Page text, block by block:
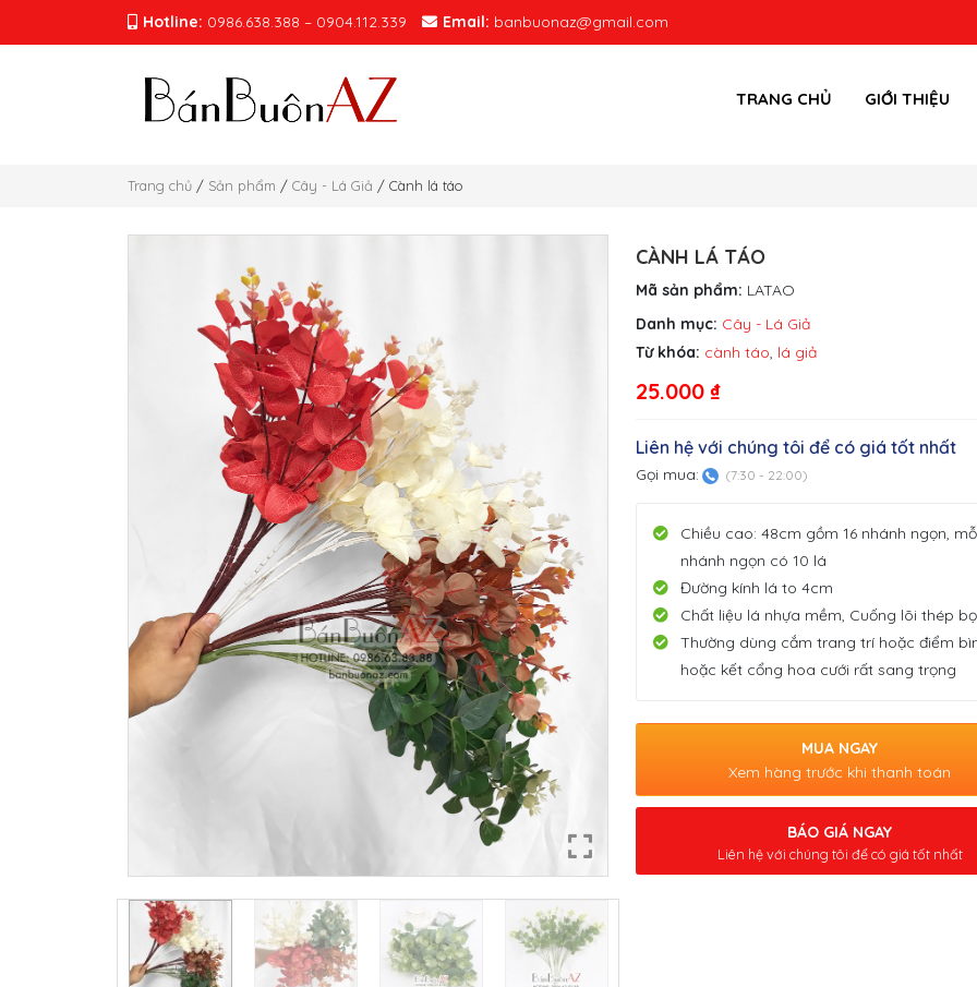
Hotline: 0986.638.388 – 0904.112.339 Email: banbuonaz@gmail.com
TRANG CHỦ GIỚI THIỆU
Trang chủ / Sản phẩm / Cây - Lá Giả / Cành lá táo
CÀNH LÁ TÁO
Mã sản phẩm: LATAO
Danh mục: Cây - Lá Giả
Từ khóa: cành táo, lá giả
25.000 ₫
Liên hệ với chúng tôi để có giá tốt nhất
Gọi mua: (7:30 - 22:00)
Chiều cao: 48cm gồm 16 nhánh ngọn,
nhánh ngọn có 10 lá
Đường kính lá to 4cm
Chất liệu lá nhựa mềm, Cuống lõi thép
Thường dùng cắm trang trí hoặc điểm
hoặc kết cổng hoa cưới rất sang trọng
MUA NGAY
Xem hàng trước khi thanh toán
BÁO GIÁ NGAY
Liên hệ với chúng tôi để có giá tốt nhất